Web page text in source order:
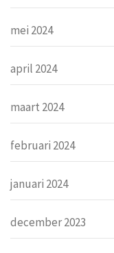
mei 2024
april 2024
maart 2024
februari 2024
januari 2024
december 2023